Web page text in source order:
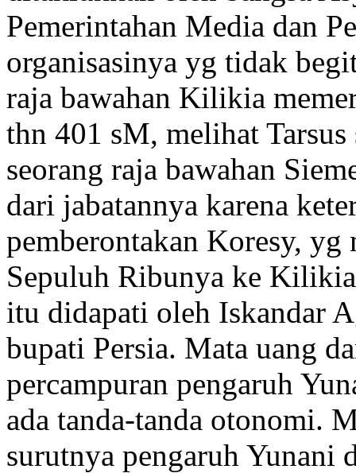
Pemerintahan Media dan
organisasinya yg tidak
raja bawahan Kilikia
thn 401 sM, melihat
seorang raja bawahan
dari jabatannya karena
pemberontakan Koresy, yg
Sepuluh Ribunya ke
itu didapati oleh Iskandar
bupati Persia. Mata uang
percampuran pengaruh
ada tanda-tanda otonomi.
surutnya pengaruh Yunani